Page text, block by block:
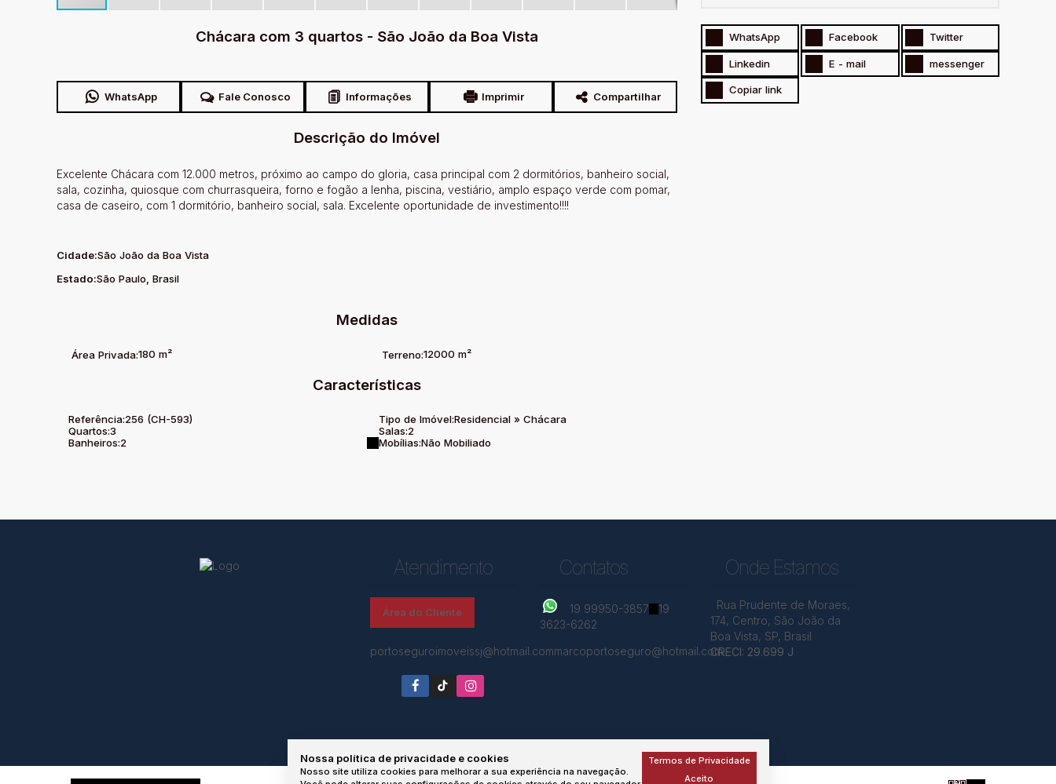
Nossa política de privacidade e cookies
Nosso site utiliza cookies para melhorar a sua experiência na navegação.
Termos de Privacidade
Aceito
Chácara com 3 quartos - São João da Boa Vista
WhatsApp Fale Conosco Informações Imprimir Compartilhar
Descrição do Imóvel
Excelente Chácara com 12.000 metros, próximo ao campo do gloria, casa principal com 2 dormitórios, banheiro social,
sala, cozinha, quiosque com churrasqueira, forno e fogão a lenha, piscina, vestiário, amplo espaço verde com pomar,
casa de caseiro, com 1 dormitório, banheiro social, sala. Excelente oportunidade de investimento!!!!
Cidade:São João da Boa Vista
Estado:São Paulo, Brasil
Medidas
Área Privada:180 m² Terreno:12000 m²
Características
Referência:256 (CH-593) Tipo de Imóvel:Residencial » Chácara
Quartos:3 Salas:2
Banheiros:2 Mobílias:Não Mobiliado
WhatsApp Facebook Twitter
Linkedin E - mail messenger
Copiar link
Atendimento
Área do Cliente
portoseguroimoveissj@hotmail.commarcoportoseguro@hotmail.com
Contatos
19 99950-3857
19
3623-6262
Onde Estamos
Rua Prudente de Moraes,
174, Centro, São João da
Boa Vista, SP, Brasil
CRECI: 29.699 J